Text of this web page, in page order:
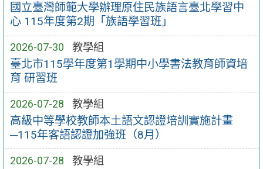
國立臺灣師範大學辦理原住民族語言臺北學習中
心 115年度第2期「族語學習班」
2026-07-30 教學組
臺北市115學年度第1學期中小學書法教育師資培
育 研習班
2026-07-28 教學組
高級中等學校教師本土語文認證培訓實施計畫
─115年客語認證加強班（8月）
2026-07-28 教學組